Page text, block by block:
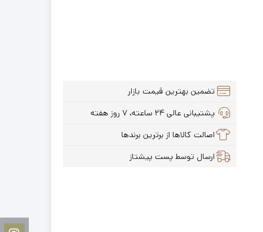
تضمین بهترین قیمت بازار
پشتیبانی عالی ۲۴ ساعته، ۷ روز هفته
اصالت کالاها از برترین برندها
ارسال توسط پست پیشتاز